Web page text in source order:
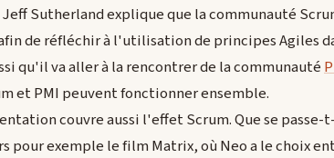
Sutherland explique que la communauté
de réfléchir à l'utilisation de principes Agiles
qu'il va aller à la rencontrer de la communauté
et PMI peuvent fonctionner ensemble.
couvre aussi l'effet Scrum. Que se passe-
pour exemple le film Matrix, où Neo a le choix